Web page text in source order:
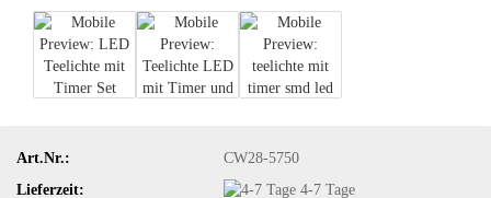
Art.Nr.:
CW28-5750
Lieferzeit:
4-7 Tage